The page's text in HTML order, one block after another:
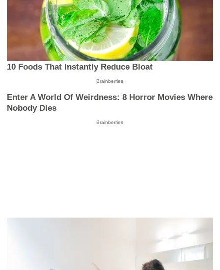
10 Foods That Instantly Reduce Bloat
Brainberries
Enter A World Of Weirdness: 8 Horror Movies Where
Nobody Dies
Brainberries